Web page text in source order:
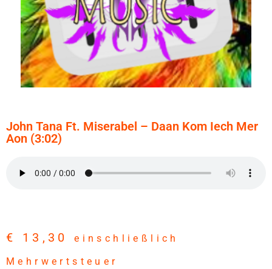
John Tana Ft. Miserabel – Daan Kom Iech Mer
Aon (3:02)
€ 13,30
einschließlich
Mehrwertsteuer